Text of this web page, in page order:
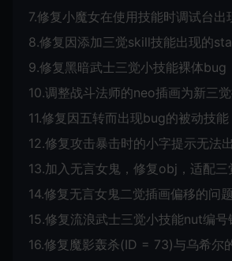
7.修复小魔女在使用技能时调试台出
8.修复因添加三觉skill技能出现的
9.修复黑暗武士三觉小技能裸体bug
10.调整战斗法师的neo插画为新三
11.修复因五转而出现bug的被动技能
12.修复攻击暴击时的小字提示无法
13.加入无言女鬼，修复obj，适配
14.修复无言女鬼二觉插画偏移的问题
15.修复流浪武士三觉小技能nut编号
16.修复魔影轰杀(ID = 73)与乌希尔